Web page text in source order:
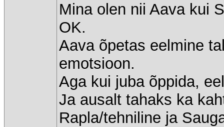
Mina olen nii Aava kui
OK.
Aava õpetas eelmine
emotsioon.
Aga kui juba õppida,
Ja ausalt tahaks ka
Rapla/tehniline ja